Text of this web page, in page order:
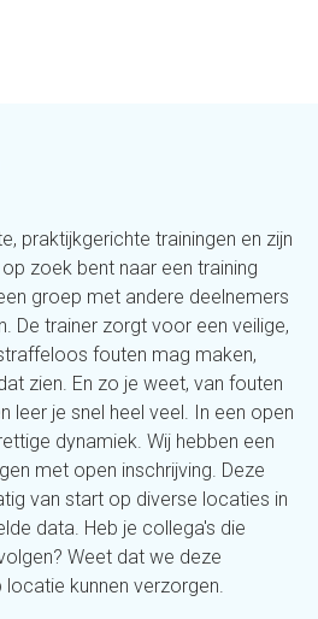
praktijkgerichte trainingen en zijn
zoek bent naar een training
groep met andere deelnemers
De trainer zorgt voor een veilige,
fouten mag maken,
zien. En zo je weet, van fouten
leer je snel heel veel. In een open
dynamiek. Wij hebben een
met open inschrijving. Deze
van start op diverse locaties in
data. Heb je collega's die
Weet dat we deze
kunnen verzorgen.